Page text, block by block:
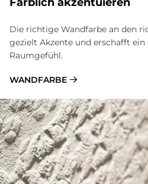
Die richtige Wandfarbe an den
gezielt Akzente und erschafft
Raumgefühl.
WANDFARBE